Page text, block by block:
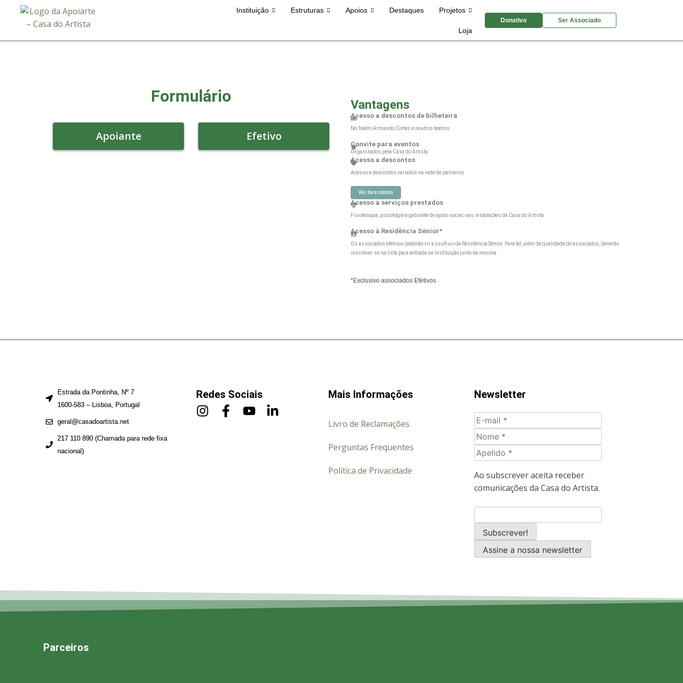
Instituição Estruturas Apoios Destaques Projetos
Loja
Donativo Ser Associado
Formulário
Apoiante Efetivo
Vantagens
Acesso a descontos de bilheteira
No Teatro Armando Cortez e noutros teatros
Convite para eventos
Organizados pela Casa do Artista
Acesso a descontos
Acesso a descontos variados na rede de parceiros
Ver descontos
Acesso a serviços prestados
Fisioterapia, psicologia e gabinete de apoio social, nas instalações da Casa do Artista.
Acesso à Residência Sénior*
Os associados efetivos poderão vir a usufruir da Residência Sénior. Para tal, além da qualidade de associados, deverão
inscrever-se na lista para entrada na Instituição junto da mesma.
*Exclusivo associados Efetivos
Estrada da Pontinha, Nº 7
1600-583 – Lisboa, Portugal
geral@casadoartista.net
217 110 890 (Chamada para rede fixa
nacional)
Redes Sociais Mais Informações
Livro de Reclamações
Perguntas Frequentes
Política de Privacidade
Newsletter
Ao subscrever aceita receber
comunicações da Casa do Artista.
Assine a nossa newsletter
Parceiros